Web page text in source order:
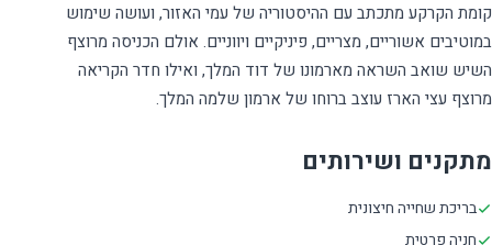
קומת הקרקע מתכתב עם ההיסטוריה של עמי האזור, ועושה שימוש
במוטיבים אשוריים, מצריים, פיניקיים ויווניים. אולם הכניסה מרוצף
השיש שואב השראה מארמונו של דוד המלך, ואילו חדר הקריאה
מרוצף עצי הארז עוצב ברוחו של ארמון שלמה המלך.
מתקנים ושירותים
בריכת שחייה חיצונית
חניה פרטית